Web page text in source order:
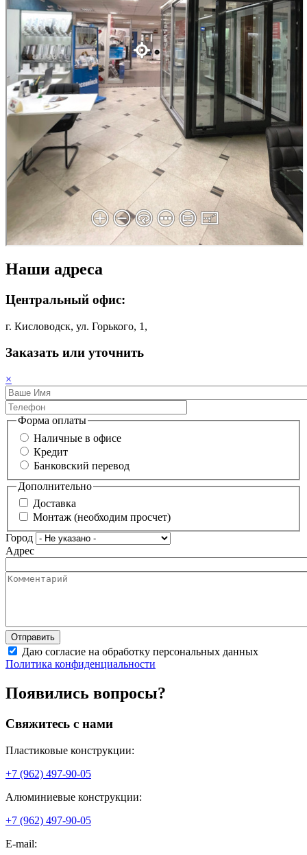
Наши адреса
Центральный офис:
г. Кисловодск, ул. Горького, 1,
Заказать или уточнить
×
Форма оплаты
Наличные в офисе
Кредит
Банковский перевод
Дополнительно
Доставка
Монтаж (необходим просчет)
Город
Адрес
Даю согласие на обработку персональных данных
Политика конфиденциальности
Появились вопросы?
Свяжитесь с нами
Пластиковые конструкции:
+7 (962) 497-90-05
Алюминиевые конструкции:
+7 (962) 497-90-05
E-mail: